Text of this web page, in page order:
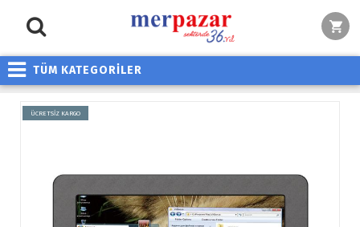
TÜM KATEGORİLER
ÜCRETSİZ KARGO